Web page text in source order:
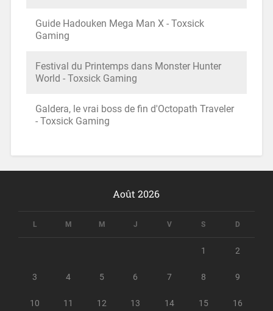
Guide Hadouken Mega Man X - Toxsick
Gaming
Festival du Printemps dans Monster Hunter
World - Toxsick Gaming
Galdera, le vrai boss de fin d'Octopath Traveler
- Toxsick Gaming
Août 2026
L M M J V S D
1 2
3 4 5 6 7 8 9
10 11 12 13 14 15 16